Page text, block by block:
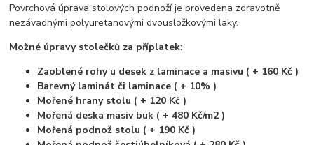
Povrchová úprava stolových podnoží je provedena zdravotně
nezávadnými polyuretanovými dvousložkovými laky.
Možné úpravy stolečků za příplatek:
Zaoblené rohy u desek z laminace a masivu ( + 160 Kč )
Barevný laminát či laminace ( + 10% )
Mořené hrany stolu ( + 120 Kč )
Mořená deska masiv buk ( + 480 Kč/m2 )
Mořená podnož stolu ( + 190 Kč )